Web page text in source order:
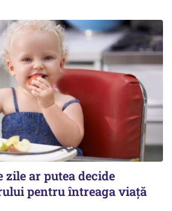
zile ar putea decide
pentru întreaga viață